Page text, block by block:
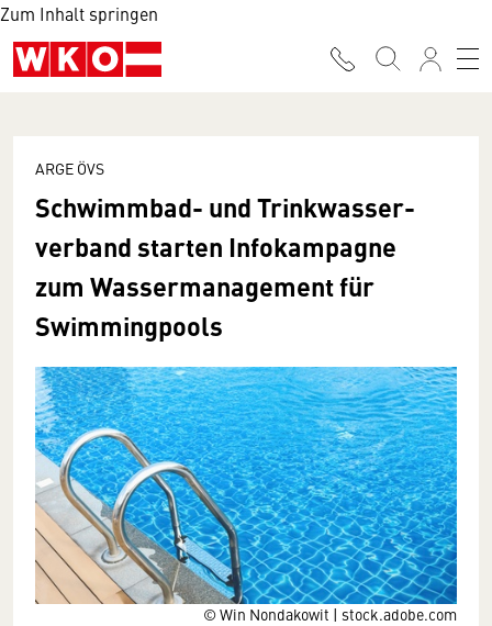
Zum Inhalt springen
© Win Nondakowit | stock.adobe.com
ARGE ÖVS
Schwimmbad- und Trink­wasser­­­­
verband starten Info­­kampagne
zum Wasser­­­manage­ment für
Swimming­­­pools